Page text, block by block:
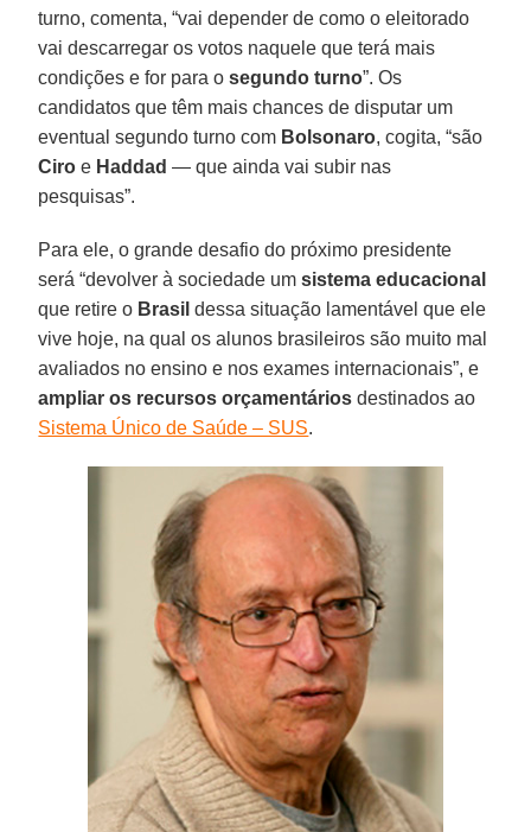
turno, comenta, “vai depender de como o eleitorado
vai descarregar os votos naquele que terá mais
condições e for para o segundo turno”. Os
candidatos que têm mais chances de disputar um
eventual segundo turno com Bolsonaro, cogita, “são
Ciro e Haddad — que ainda vai subir nas
pesquisas”.
Para ele, o grande desafio do próximo presidente
será “devolver à sociedade um sistema educacional
que retire o Brasil dessa situação lamentável que ele
vive hoje, na qual os alunos brasileiros são muito mal
avaliados no ensino e nos exames internacionais”, e
ampliar os recursos orçamentários destinados ao
Sistema Único de Saúde – SUS.